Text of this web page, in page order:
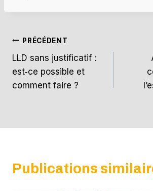
Navigation
de
l’article
PRÉCÉDENT
LLD sans justificatif :
est‑ce possible et
comment faire ?
Publications